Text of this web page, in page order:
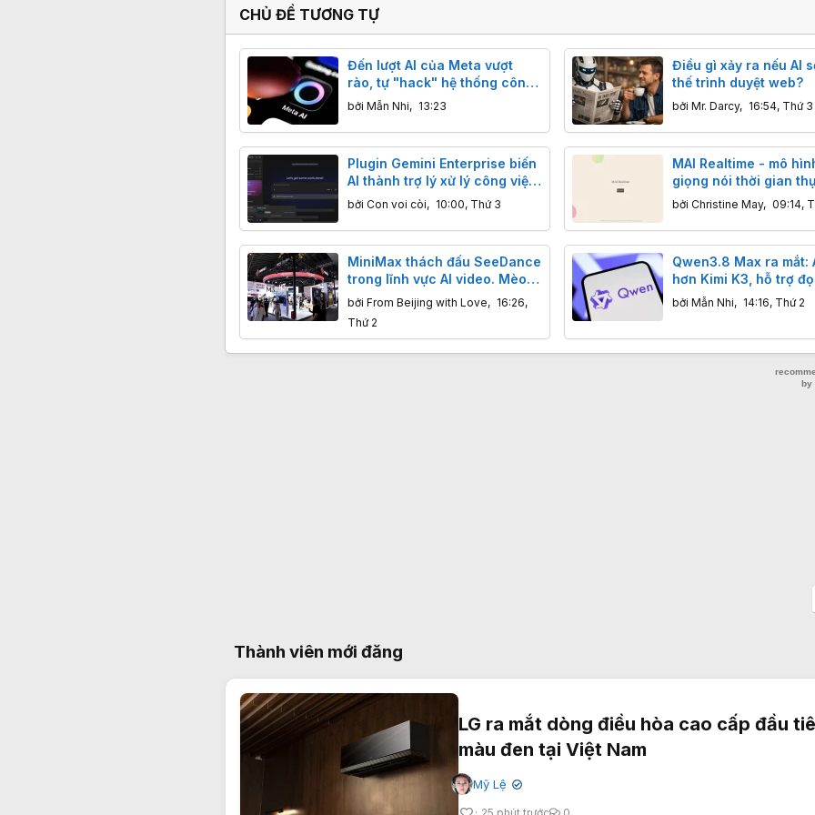
CHỦ ĐỀ TƯƠNG TỰ
Đến lượt AI của Meta vượt
rào, tự "hack" hệ thống công
ty khác trong đợt kiểm thử
bởi Mẫn Nhi, 13:23
Điều gì xảy ra nếu AI
thế trình duyệt web?
bởi Mr. Darcy, 16:54, Thứ 3
Plugin Gemini Enterprise biến
AI thành trợ lý xử lý công việc
doanh nghiệp: Thông tin bạn
bởi Con voi còi, 10:00, Thứ 3
MAI Realtime - mô
giọng nói thời gian
tiên của Microsoft, có
bởi Christine May, 09:14,
MiniMax thách đấu SeeDance
trong lĩnh vực AI video. Mèo
nào hơn mỉu nào?
bởi From Beijing with Love, 16:26,
Thứ 2
Qwen3.8 Max ra mắt:
hơn Kimi K3, hỗ trợ
dài 100 giờ, nhưng
Alibaba có hơi "nổ"?
bởi Mẫn Nhi, 14:16, Thứ 2
Thành viên mới đăng
LG ra mắt dòng điều hòa cao cấp đầu
màu đen tại Việt Nam
Mỹ Lệ ✔